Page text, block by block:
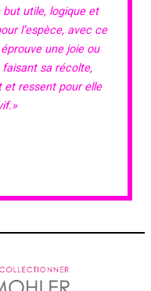
utile, logique et
l’espèce, avec ce
une joie ou
sa récolte,
et ressent pour elle